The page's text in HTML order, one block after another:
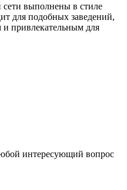
сети выполнены в стиле
для подобных заведений,
и привлекательным для
интересующий вопрос